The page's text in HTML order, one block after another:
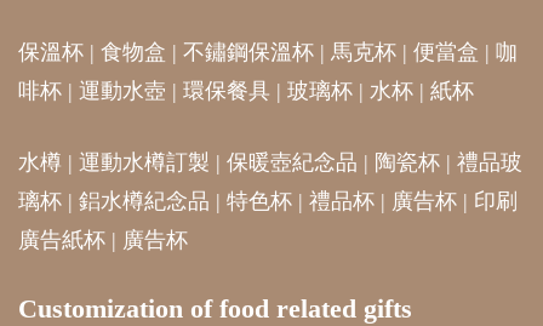
保溫杯 | 食物盒 | 不鏽鋼保溫杯 | 馬克杯 | 便當盒 | 咖
啡杯 | 運動水壺 | 環保餐具 | 玻璃杯 | 水杯 | 紙杯
水樽 | 運動水樽訂製 | 保暖壺紀念品 | 陶瓷杯 | 禮品玻
璃杯 | 鋁水樽紀念品 | 特色杯 | 禮品杯 | 廣告杯 | 印刷
廣告紙杯 | 廣告杯
Customization of food related gifts